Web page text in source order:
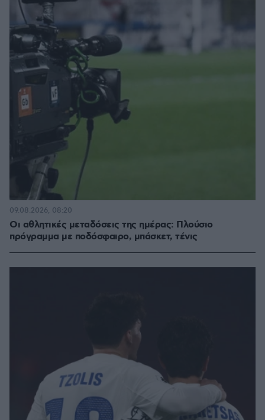
Οι αθλητικές μεταδόσεις της ημέρας: Πλούσιο
πρόγραμμα με ποδόσφαιρο, μπάσκετ, τένις
09.08.2026, 08:20